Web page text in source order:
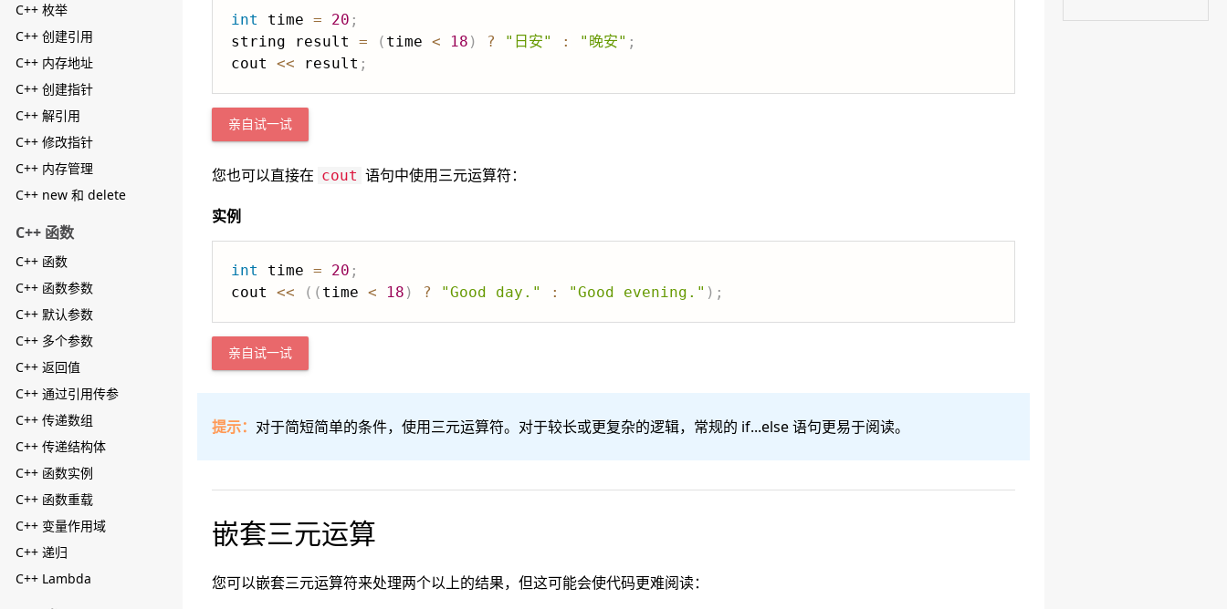
C++ 枚举
C++ 创建引用
C++ 内存地址
C++ 创建指针
C++ 解引用
C++ 修改指针
C++ 内存管理
C++ new 和 delete
C++ 函数
C++ 函数
C++ 函数参数
C++ 默认参数
C++ 多个参数
C++ 返回值
C++ 通过引用传参
C++ 传递数组
C++ 传递结构体
C++ 函数实例
C++ 函数重载
C++ 变量作用域
C++ 递归
C++ Lambda
int time = 20 ;
string result = ( time < 18 ) ? "日安" : "晚安" ;
cout << result ;
亲自试一试
您也可以直接在 cout 语句中使用三元运算符：
实例
int time = 20 ;
cout << ( ( time < 18 ) ? "Good day." : "Good evening." ) ;
亲自试一试
提示： 对于简短简单的条件，使用三元运算符。对于较长或更复杂的逻辑，常规的 if...else 语句更易于阅读。
嵌套三元运算
您可以嵌套三元运算符来处理两个以上的结果，但这可能会使代码更难阅读：